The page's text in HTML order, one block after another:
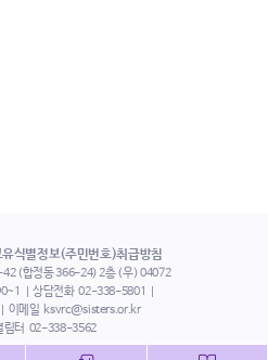
유식별정보(주민번호)취급방침
42 (합정동 366-24) 2층 (우) 04072
상담전화 02-338-5801
이메일 ksvrc@sisters.or.kr
림터 02-338-3562